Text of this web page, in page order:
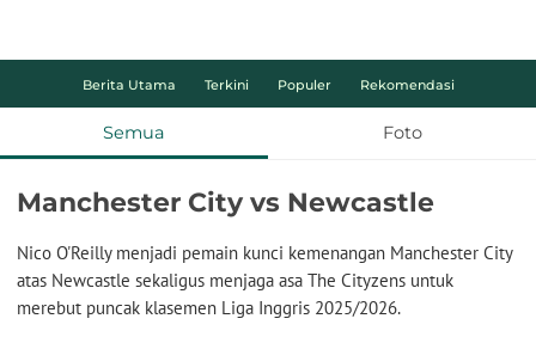
Berita Utama Terkini Populer Rekomendasi
Semua Foto
Manchester City vs Newcastle
Nico O'Reilly menjadi pemain kunci kemenangan Manchester City
atas Newcastle sekaligus menjaga asa The Cityzens untuk
merebut puncak klasemen Liga Inggris 2025/2026.